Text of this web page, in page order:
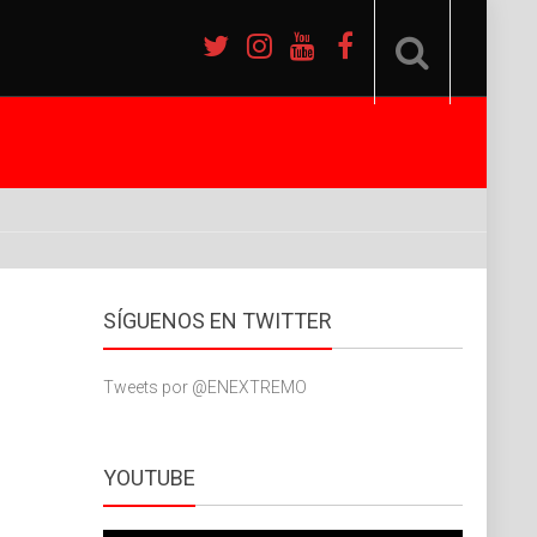
SÍGUENOS EN TWITTER
Tweets por @ENEXTREMO
YOUTUBE